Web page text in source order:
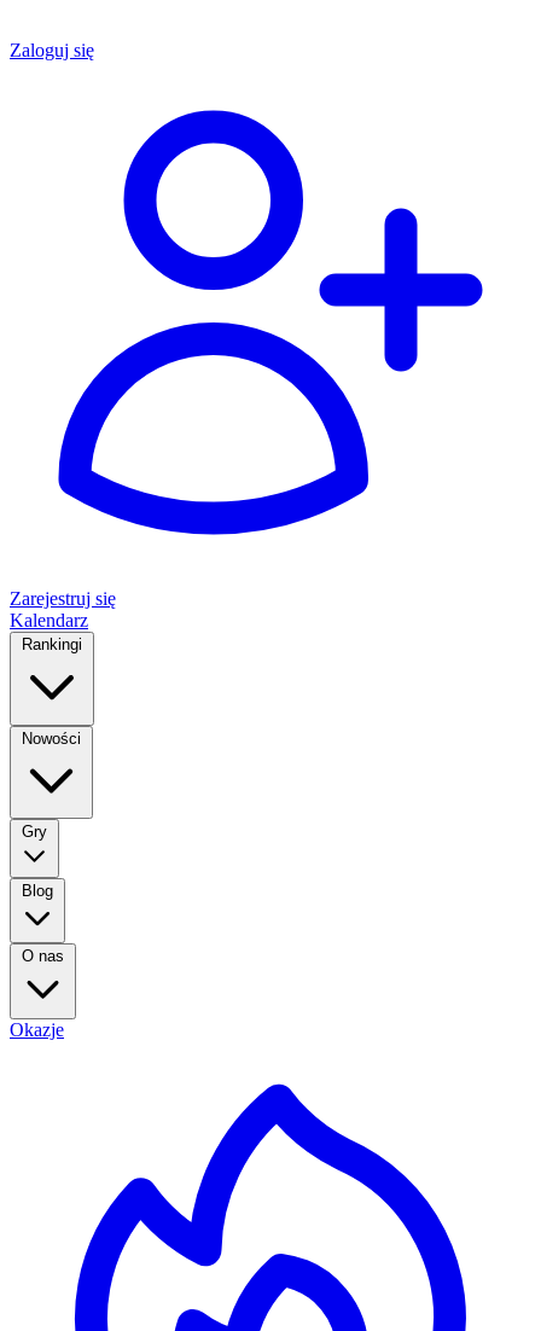
Zaloguj się
Zarejestruj się
Kalendarz
Rankingi
Nowości
Gry
Blog
O nas
Okazje